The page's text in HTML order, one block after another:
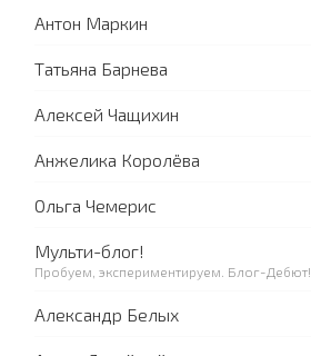
Антон Маркин
Татьяна Барнева
Алексей Чащихин
Анжелика Королёва
Ольга Чемерис
Мульти-блог!
Пробуем, экспериментируем. Блог-Дебют!
Александр Белых